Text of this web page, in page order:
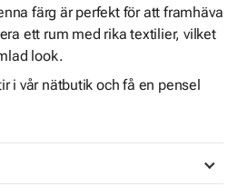
färg är perfekt för att framhäva
ett rum med rika textilier, vilket
look.
i vår nätbutik och få en pensel